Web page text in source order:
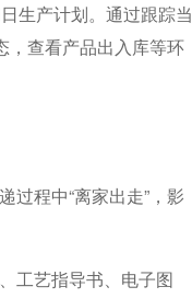
生产计划。通过跟踪当
，查看产品出入库等环
程中“离家出走”，影
工艺指导书、电子图